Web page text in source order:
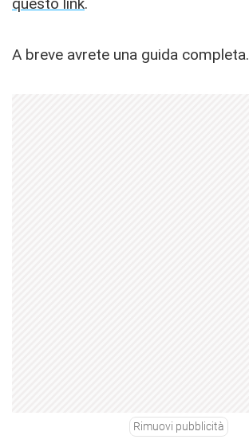
A breve avrete una guida completa.
Rimuovi pubblicità